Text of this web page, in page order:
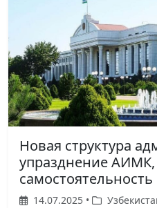
Новая структура
упразднение АИМК,
14.07.2025 •